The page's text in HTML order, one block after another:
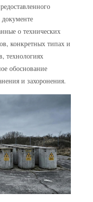
документе
о технических
конкретных типах и
технологиях
обоснование
и захоронения.